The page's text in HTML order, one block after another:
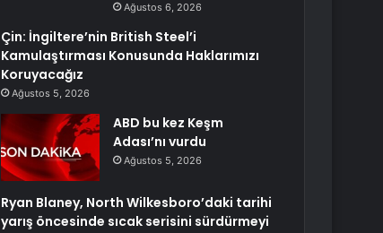
Ağustos 6, 2026
Çin: İngiltere’nin British Steel’i
Kamulaştırması Konusunda Haklarımızı
Koruyacağız
Ağustos 5, 2026
ABD bu kez Keşm
Adası’nı vurdu
Ağustos 5, 2026
Ryan Blaney, North Wilkesboro’daki tarihi
yarış öncesinde sıcak serisini sürdürmeyi